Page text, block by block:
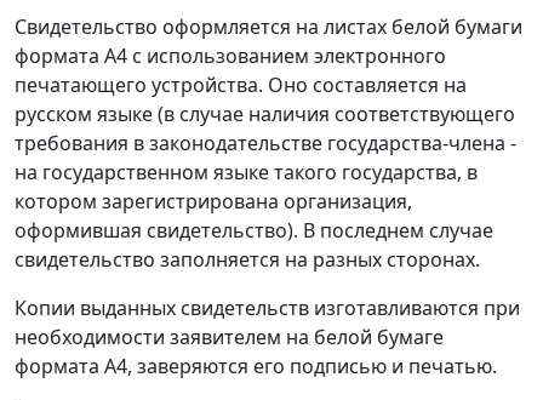
Свидетельство оформляется на листах белой бумаги
формата А4 с использованием электронного
печатающего устройства. Оно составляется на
русском языке (в случае наличия соответствующего
требования в законодательстве государства-члена -
на государственном языке такого государства, в
котором зарегистрирована организация,
оформившая свидетельство). В последнем случае
свидетельство заполняется на разных сторонах.
Копии выданных свидетельств изготавливаются при
необходимости заявителем на белой бумаге
формата А4, заверяются его подписью и печатью.